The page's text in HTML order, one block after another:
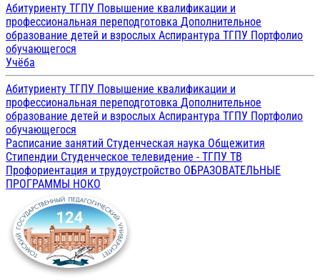
Абитуриенту ТГПУ Повышение квалификации и
профессиональная переподготовка Дополнительное
образование детей и взрослых Аспирантура ТГПУ Портфолио
обучающегося
Учёба
Абитуриенту ТГПУ Повышение квалификации и
профессиональная переподготовка Дополнительное
образование детей и взрослых Аспирантура ТГПУ Портфолио
обучающегося
Расписание занятий Студенческая наука Общежития
Стипендии Студенческое телевидение - ТГПУ ТВ
Профориентация и трудоустройство ОБРАЗОВАТЕЛЬНЫЕ
ПРОГРАММЫ НОКО